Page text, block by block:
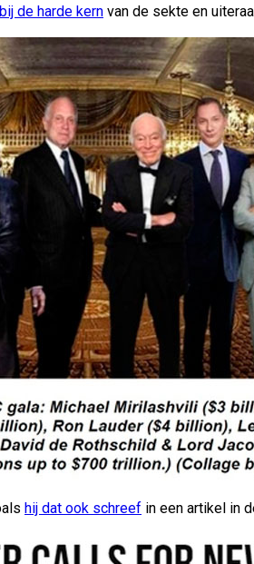
bij de harde kern van de sekte en
hij dat ook schreef in een artikel in